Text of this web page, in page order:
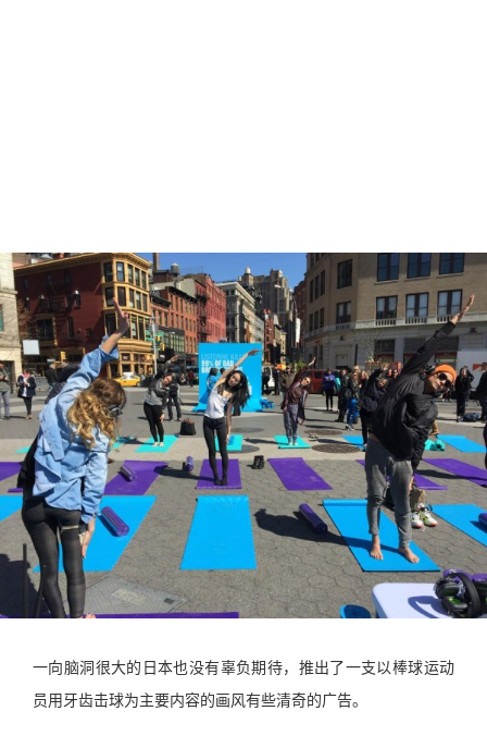
一向脑洞很大的日本也没有辜负期待，推出了一支以棒球运动
员用牙齿击球为主要内容的画风有些清奇的广告。